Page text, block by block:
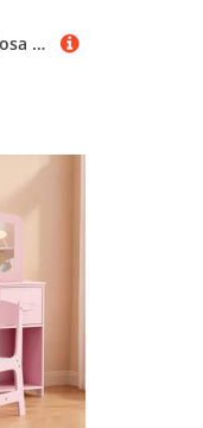
Teamson Kids Childrens Rosa Holz-Schminktisch und Hocker Spiegel TD-11670K